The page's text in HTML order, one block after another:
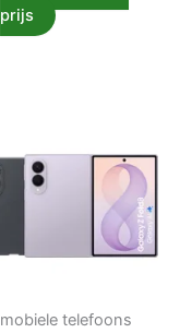
prijs
mobiele telefoons